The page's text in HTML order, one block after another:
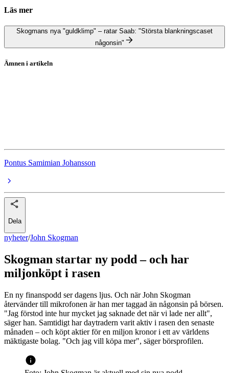
Läs mer
Skogmans nya "guldklimp" – ratar Saab: "Största blankningscaset
någonsin"
Ämnen i artikeln
Pontus Samimian Johansson
Dela
nyheter/John Skogman
Skogman startar ny podd – och har
miljonköpt i rasen
En ny finanspodd ser dagens ljus. Och när John Skogman
återvänder till mikrofonen är han mer taggad än någonsin på börsen.
"Jag förstod inte hur mycket jag saknade det när vi lade ner allt",
säger han. Samtidigt har daytradern varit aktiv i rasen den senaste
månaden – och köpt aktier för en miljon kronor i ett av världens
mäktigaste bolag. "Och jag vill köpa mer", säger börsprofilen.